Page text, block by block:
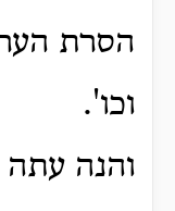
הסרת
וכו'.
והנה עתה